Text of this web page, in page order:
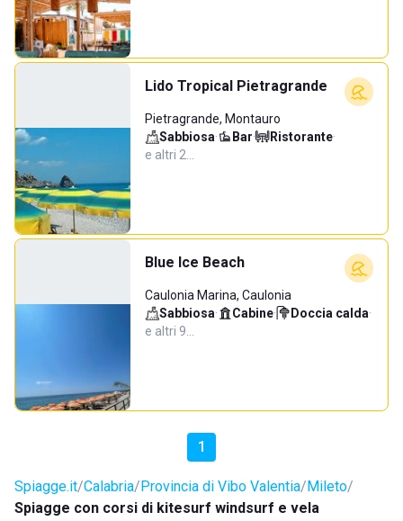
Lido Tropical Pietragrande
Pietragrande, Montauro
Sabbiosa· Bar· Ristorante·
e altri 2…
Blue Ice Beach
Caulonia Marina, Caulonia
Sabbiosa· Cabine· Doccia calda·
e altri 9…
1
Spiagge.it Calabria Provincia di Vibo Valentia Mileto
Spiagge con corsi di kitesurf windsurf e vela